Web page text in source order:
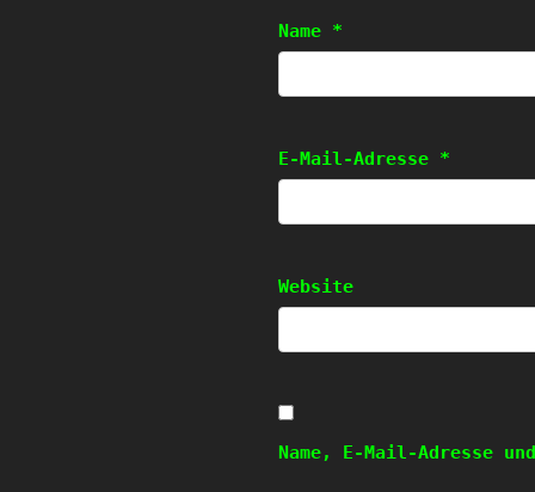
Name *
E-Mail-Adresse *
Website
Name, E-Mail-Adresse